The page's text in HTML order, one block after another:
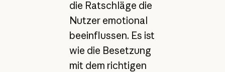
die Ratschläge die
Nutzer emotional
beeinflussen. Es ist
wie die Besetzung
mit dem richtigen